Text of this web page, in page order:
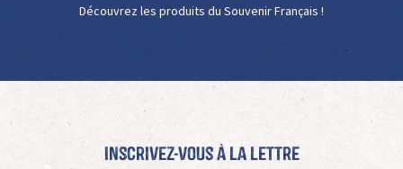
Découvrez les produits du Souvenir Français !
Inscrivez-vous à La Lettre